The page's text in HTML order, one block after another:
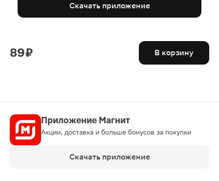
Скачать приложение
89 ₽ В корзину
Приложение Магнит
Акции, доставка и больше бонусов за покупки
Скачать приложение